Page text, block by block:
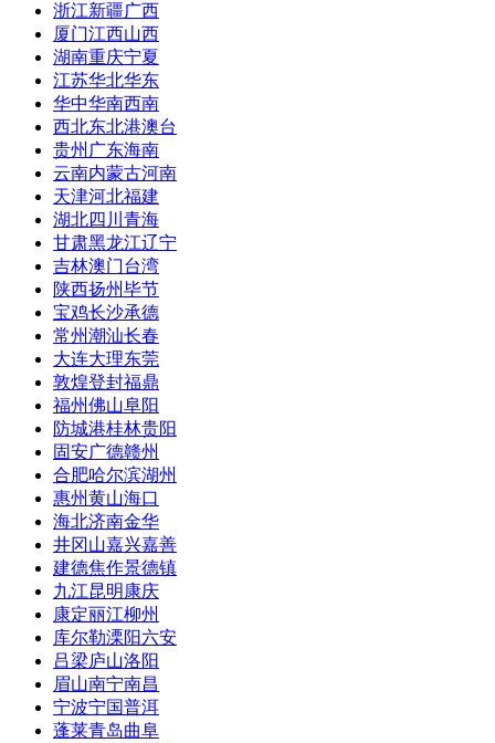
浙江新疆广西
厦门江西山西
湖南重庆宁夏
江苏华北华东
华中华南西南
西北东北港澳台
贵州 广东海南
云南内蒙古河南
天津河北福建
湖北四川 青海
甘肃黑龙江辽宁
吉林澳门台湾
陕西扬州毕节
宝鸡长沙承德
常州潮汕长春
大连大理东莞
敦煌登封福鼎
福州佛山阜阳
防城港桂林贵阳
固安广德赣州
合肥哈尔滨湖州
惠州黄山海口
海北济南金华
井冈山嘉兴嘉善
建德焦作景德镇
九江昆明 康庆
康定丽江柳州
库尔勒溧阳六安
吕梁庐山洛阳
眉山南宁南昌
宁波宁国普洱
蓬莱青岛曲阜